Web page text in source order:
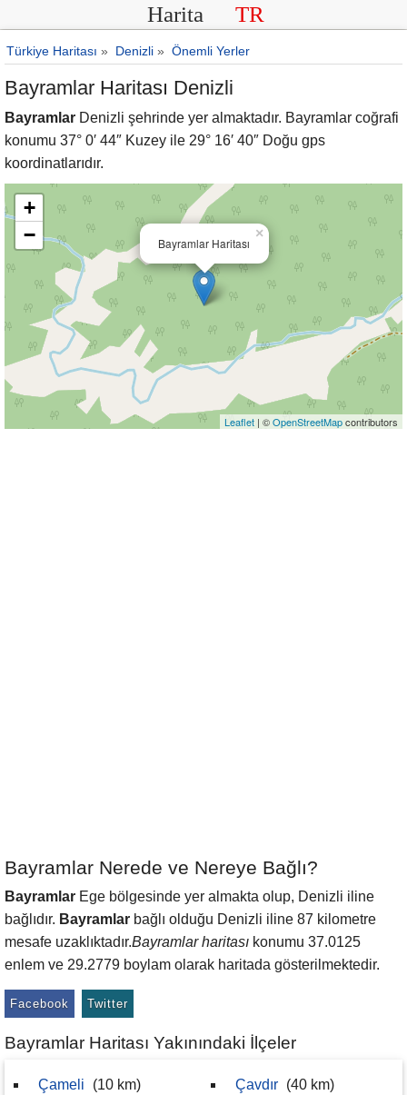
Harita TR
Türkiye Haritası » Denizli » Önemli Yerler
Bayramlar Haritası Denizli
Bayramlar Denizli şehrinde yer almaktadır. Bayramlar coğrafi
konumu 37° 0′ 44″ Kuzey ile 29° 16′ 40″ Doğu gps
koordinatlarıdır.
Bayramlar Haritası
×
+
−
Leaflet | ©OpenStreetMapcontributors
Bayramlar Nerede ve Nereye Bağlı?
Bayramlar Ege bölgesinde yer almakta olup, Denizli iline
bağlıdır. Bayramlar bağlı olduğu Denizli iline 87 kilometre
mesafe uzaklıktadır.Bayramlar haritası konumu 37.0125
enlem ve 29.2779 boylam olarak haritada gösterilmektedir.
Facebook Twitter
Bayramlar Haritası Yakınındaki İlçeler
Çameli (10 km) Çavdır (40 km)